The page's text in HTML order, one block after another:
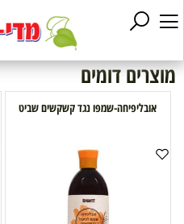
מוצרים דומים
אובליפיחה-שמפו נגד קשקשים שביט